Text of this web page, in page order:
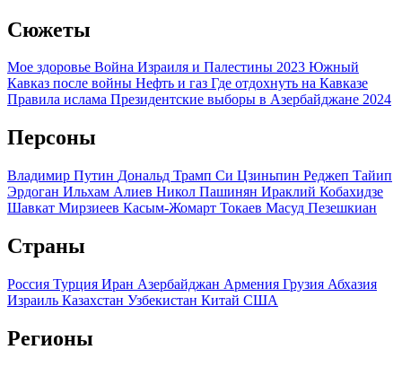
Сюжеты
Мое здоровье Война Израиля и Палестины 2023 Южный
Кавказ после войны Нефть и газ Где отдохнуть на Кавказе
Правила ислама Президентские выборы в Азербайджане 2024
Персоны
Владимир Путин Дональд Трамп Си Цзиньпин Реджеп Тайип
Эрдоган Ильхам Алиев Никол Пашинян Ираклий Кобахидзе
Шавкат Мирзиеев Касым-Жомарт Токаев Масуд Пезешкиан
Страны
Россия Турция Иран Азербайджан Армения Грузия Абхазия
Израиль Казахстан Узбекистан Китай США
Регионы